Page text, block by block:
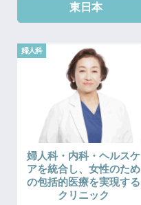
東日本
婦人科
婦人科・内科・ヘルスケ
アを統合し、女性のため
の包括的医療を実現する
クリニック